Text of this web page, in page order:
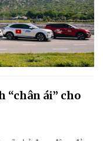
“chân ái” cho